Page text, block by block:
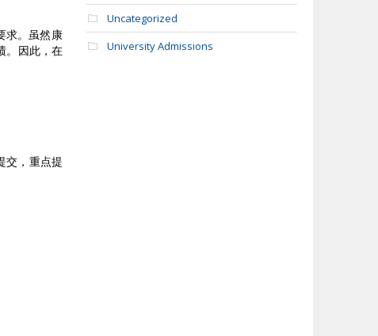
求。虽然康
。因此，在
交，重点提
Uncategorized
University Admissions